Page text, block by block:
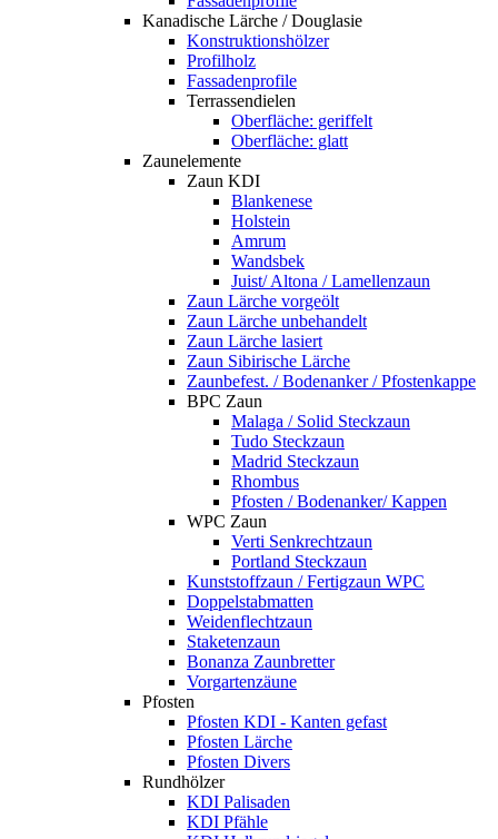
Kanadische Lärche / Douglasie
Konstruktionshölzer
Profilholz
Fassadenprofile
Terrassendielen
Oberfläche: geriffelt
Oberfläche: glatt
Zaunelemente
Zaun KDI
Blankenese
Holstein
Amrum
Wandsbek
Juist/ Altona / Lamellenzaun
Zaun Lärche vorgeölt
Zaun Lärche unbehandelt
Zaun Lärche lasiert
Zaun Sibirische Lärche
Zaunbefest. / Bodenanker / Pfostenkappe
BPC Zaun
Malaga / Solid Steckzaun
Tudo Steckzaun
Madrid Steckzaun
Rhombus
Pfosten / Bodenanker/ Kappen
WPC Zaun
Verti Senkrechtzaun
Portland Steckzaun
Kunststoffzaun / Fertigzaun WPC
Doppelstabmatten
Weidenflechtzaun
Staketenzaun
Bonanza Zaunbretter
Vorgartenzäune
Pfosten
Pfosten KDI - Kanten gefast
Pfosten Lärche
Pfosten Divers
Rundhölzer
KDI Palisaden
KDI Pfähle